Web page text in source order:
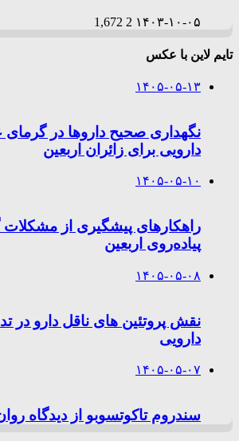
۱۴۰۳-۱۰-۰۵ 2
1,672
تایم لاین با عکس
۱۴۰۵-۰۵-۱۳
نگهداری صحیح داروها در
دارویی برای زائران اربعین
۱۴۰۵-۰۵-۱۰
راهکارهای پیشگیری از
پیاده‌روی اربعین
۱۴۰۵-۰۵-۰۸
نقش پروتئین های ناقل دارو در
دارویی
۱۴۰۵-۰۵-۰۷
سندروم تاکوتسوبو از دیدگاه